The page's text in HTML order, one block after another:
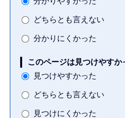
どちらとも言えない
分かりにくかった
このページは見つけやすか
見つけやすかった
どちらとも言えない
見つけにくかった